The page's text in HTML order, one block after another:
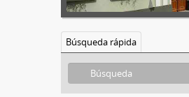
Búsqueda rápida